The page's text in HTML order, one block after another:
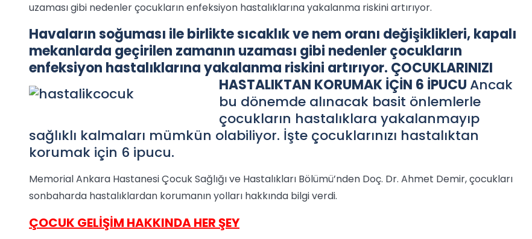
uzaması gibi nedenler çocukların enfeksiyon hastalıklarına yakalanma riskini artırıyor.
Havaların soğuması ile birlikte sıcaklık ve nem oranı değişiklikleri, kapalı
mekanlarda geçirilen zamanın uzaması gibi nedenler çocukların
enfeksiyon hastalıklarına yakalanma riskini artırıyor. ÇOCUKLARINIZI
HASTALIKTAN KORUMAK İÇİN 6 İPUCU Ancak
bu dönemde alınacak basit önlemlerle
çocukların hastalıklara yakalanmayıp
sağlıklı kalmaları mümkün olabiliyor. İşte çocuklarınızı hastalıktan
korumak için 6 ipucu.
Memorial Ankara Hastanesi Çocuk Sağlığı ve Hastalıkları Bölümü’nden Doç. Dr. Ahmet Demir, çocukları
sonbaharda hastalıklardan korumanın yolları hakkında bilgi verdi.
ÇOCUK GELİŞİM HAKKINDA HER ŞEY